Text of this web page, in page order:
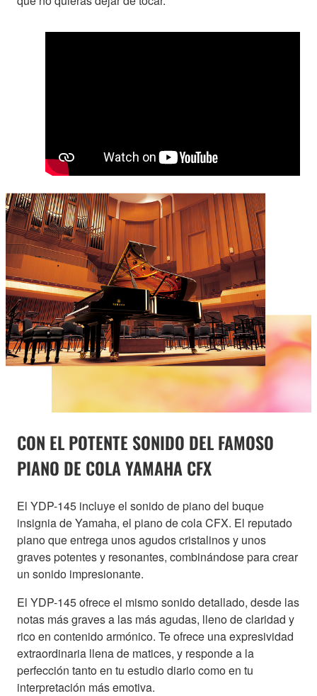
CON EL POTENTE SONIDO DEL FAMOSO
PIANO DE COLA YAMAHA CFX
El YDP-145 incluye el sonido de piano del buque
insignia de Yamaha, el piano de cola CFX. El reputado
piano que entrega unos agudos cristalinos y unos
graves potentes y resonantes, combinándose para crear
un sonido impresionante.
El YDP-145 ofrece el mismo sonido detallado, desde las
notas más graves a las más agudas, lleno de claridad y
rico en contenido armónico. Te ofrece una expresividad
extraordinaria llena de matices, y responde a la
perfección tanto en tu estudio diario como en tu
interpretación más emotiva.